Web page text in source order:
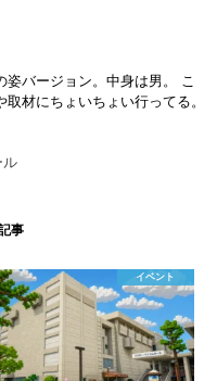
姿バージョン。中身は男。 こ
材にちょいちょい行ってる。
ル
事
イベント